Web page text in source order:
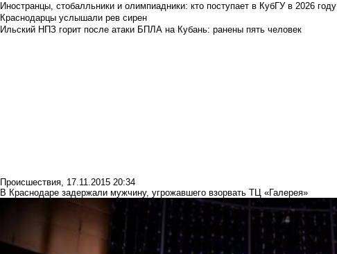
Иностранцы, стобалльники и олимпиадники: кто поступает в КубГУ в 2026 году
Краснодарцы услышали рев сирен
Ильский НПЗ горит после атаки БПЛА на Кубань: ранены пять человек
Происшествия, 17.11.2015 20:34
В Краснодаре задержали мужчину, угрожавшего взорвать ТЦ «Галерея»